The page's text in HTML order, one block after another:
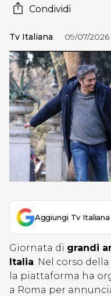
Condividi
Tv Italiana 09/07/2026
Aggiungi Tv
Giornata di grandi
Italia. Nel corso
la piattaforma ha
a Roma per